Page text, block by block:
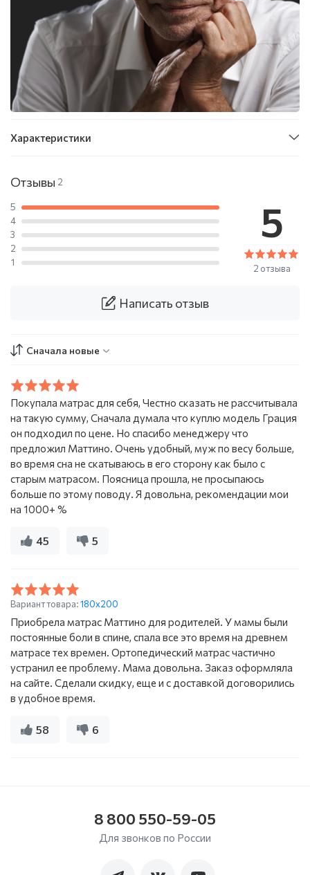
Характеристики
Отзывы 2
5
4
3
2
1
5
2 отзыва
Написать отзыв
Сначала новые
Покупала матрас для себя, Честно сказать не рассчитывала
на такую сумму, Сначала думала что куплю модель Грация
он подходил по цене. Но спасибо менеджеру что
предложил Маттино. Очень удобный, муж по весу больше,
во время сна не скатываюсь в его сторону как было с
старым матрасом. Поясница прошла, не просыпаюсь
больше по этому поводу. Я довольна, рекомендации мои
на 1000+ %
45 5
Вариант товара:180x200
Приобрела матрас Маттино для родителей. У мамы были
постоянные боли в спине, спала все это время на древнем
матрасе тех времен. Ортопедический матрас частично
устранил ее проблему. Мама довольна. Заказ оформляла
на сайте. Сделали скидку, еще и с доставкой договорились
в удобное время.
58 6
8 800 550-59-05
Для звонков по России